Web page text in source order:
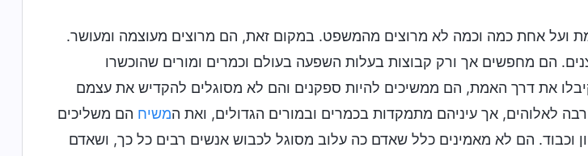
ועל אחת כמה וכמה לא מרוצים מהמשפט. במקום זאת, הם מרוצים מעוצמה ומעושר.
הם מחפשים אך ורק קבוצות בעלות השפעה בעולם וכמרים ומורים שהוכשרו
את דרך האמת, הם ממשיכים להיות ספקנים והם לא מסוגלים להקדיש את עצמם
לאלוהים, אך עיניהם מתמקדות בכמרים ובמורים הגדולים, ואת המשיח הם משליכים
וכבוד. הם לא מאמינים כלל שאדם כה עלוב מסוגל לכבוש אנשים רבים כל כך, ושאדם